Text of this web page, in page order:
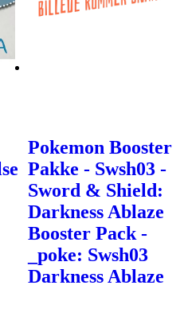
Pokemon Booster
Pakke - Swsh03 -
Sword & Shield:
Darkness Ablaze
Booster Pack -
_poke: Swsh03
Darkness Ablaze